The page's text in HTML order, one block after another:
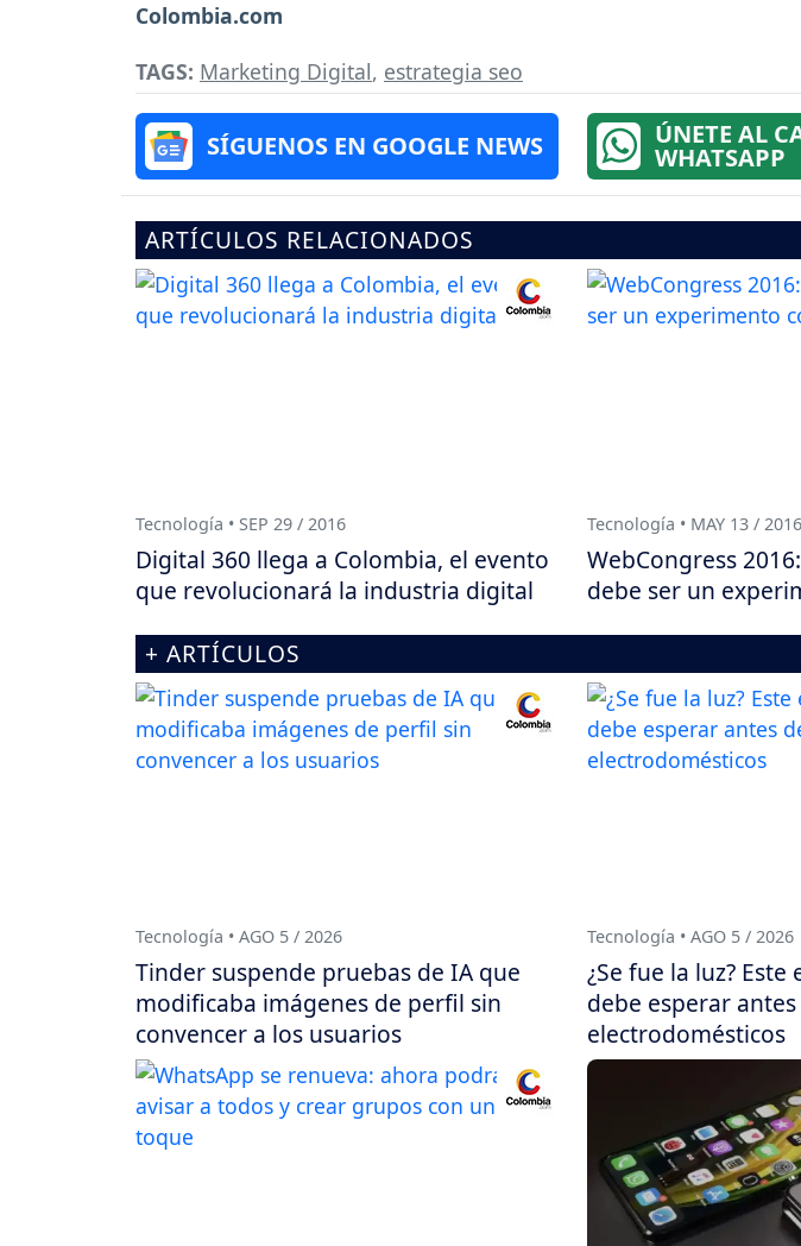
Colombia.com
TAGS: Marketing Digital, estrategia seo
SÍGUENOS EN GOOGLE NEWS ÚNETE AL
WHATSAPP
ARTÍCULOS RELACIONADOS
Tecnología • SEP 29 / 2016
Digital 360 llega a Colombia, el evento
que revolucionará la industria digital
Tecnología • MAY 13 / 2016
WebCongress
debe ser un
+ ARTÍCULOS
Tecnología • AGO 5 / 2026
Tinder suspende pruebas de IA que
modificaba imágenes de perfil sin
convencer a los usuarios
Tecnología • AGO 5 / 2026
¿Se fue la luz?
debe esperar
electrodomésticos